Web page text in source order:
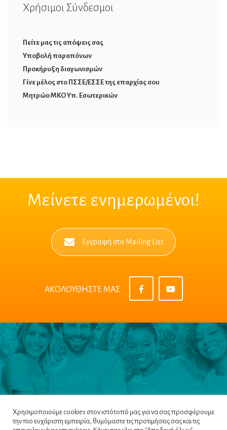
Χρήσιμοι Σύνδεσμοι
Πείτε μας τις απόψεις σας
Υποβολή παραπόνων
Προκήρυξη διαγωνισμών
Γίνε μέλος στο ΠΣΣΕ/ΕΣΣΕ της επαρχίας σου
Μητρώο ΜΚΟ Υπ. Εσωτερικών
Μείνετε ενημερωμένοι!
Εγγραφή στο Mailing List
ΑΚΟΛΟΥΘΗΣΤΕ ΜΑΣ
Χρησιμοποιούμε cookies στον ιστότοπό μας για να σας προσφέρουμε
την πιο ευχάριστη εμπειρία, θυμόμαστε τις προτιμήσεις σας και τις